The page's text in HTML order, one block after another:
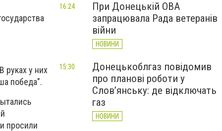
руках у них
победа".
просили
При Донецькій ОВА
запрацювала Рада ветеранів
війни
НОВИНИ
16:24
Донецькоблгаз повідомив
про планові роботи у
Слов’янську: де відключать
газ
НОВИНИ
15:30